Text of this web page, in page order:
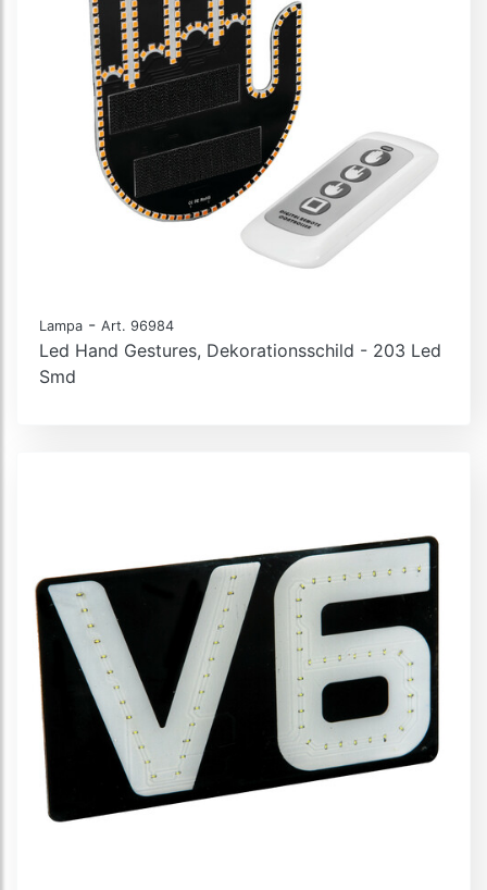
Lampa - Art. 96984
Led Hand Gestures, Dekorationsschild - 203 Led
Smd